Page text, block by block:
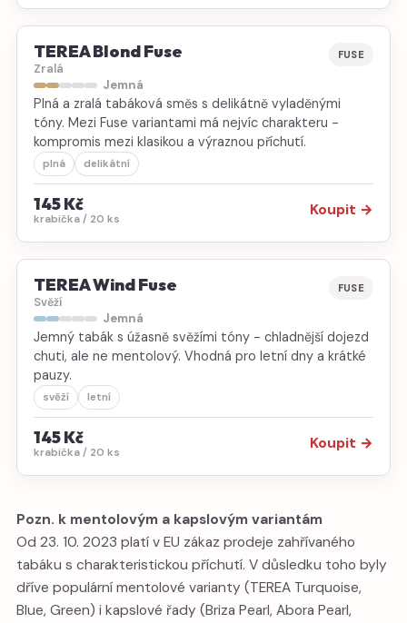
TEREA Blond Fuse
Zralá
FUSE
Jemná
Plná a zralá tabáková směs s delikátně vyladěnými
tóny. Mezi Fuse variantami má nejvíc charakteru -
kompromis mezi klasikou a výraznou příchutí.
plná delikátní
145 Kč
krabička / 20 ks
Koupit →
TEREA Wind Fuse
Svěží
FUSE
Jemná
Jemný tabák s úžasně svěžími tóny - chladnější dojezd
chuti, ale ne mentolový. Vhodná pro letní dny a krátké
pauzy.
svěží letní
145 Kč
krabička / 20 ks
Koupit →
Pozn. k mentolovým a kapslovým variantám
Od 23. 10. 2023 platí v EU zákaz prodeje zahřívaného
tabáku s charakteristickou příchutí. V důsledku toho byly
dříve populární mentolové varianty (TEREA Turquoise,
Blue, Green) i kapslové řady (Briza Pearl, Abora Pearl,